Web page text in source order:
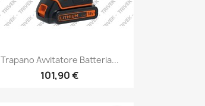
Trapano Avvitatore Batteria...
101,90 €